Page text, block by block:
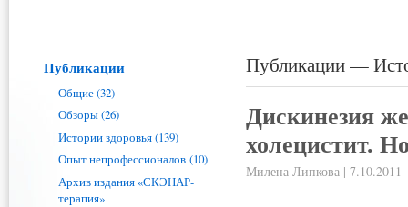
Публикации
Общие (32)
Обзоры (26)
Истории здоровья (139)
Опыт непрофессионалов (10)
Архив издания «СКЭНАР-
терапия»
Публикации —
Дискинезия
холецистит.
Милена Липкова | 7.10.2011